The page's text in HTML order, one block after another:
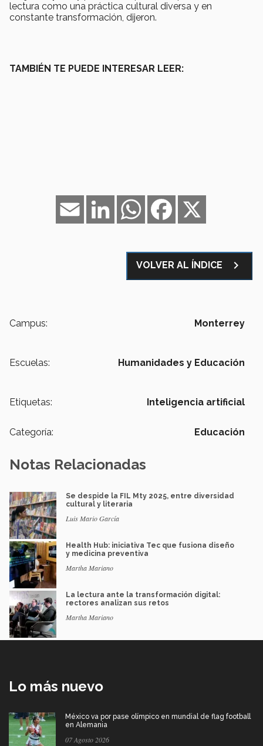
lectura como una práctica cultural diversa y en
constante transformación, dijeron.
TAMBIÉN TE PUEDE INTERESAR LEER:
Facebook
WhatsApp
LinkedIn
Email
VOLVER AL ÍNDICE navigate_next
Campus: Monterrey
Escuelas: Humanidades y Educación
Etiquetas: Inteligencia artificial
Categoría: Educación
Notas Relacionadas
Se despide la FIL Mty 2025, entre diversidad
cultural y literaria
Luis Mario García
Health Hub: iniciativa Tec que fusiona diseño
y medicina preventiva
Martha Mariano
La lectura ante la transformación digital:
rectores analizan sus retos
Martha Mariano
Lo más nuevo
México va por pase olímpico en mundial de flag football
en Alemania
07 Agosto 2026